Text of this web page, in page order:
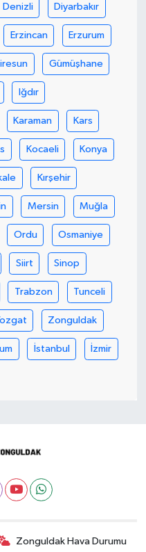
Denizli Diyarbakır
Erzincan Erzurum
Gümüşhane
Iğdır
Karaman Kars
Kocaeli Konya
Kırşehir
Mersin Muğla
Ordu Osmaniye
Siirt Sinop
Trabzon Tunceli
Zonguldak
İstanbul İzmir
Zonguldak Hava Durumu